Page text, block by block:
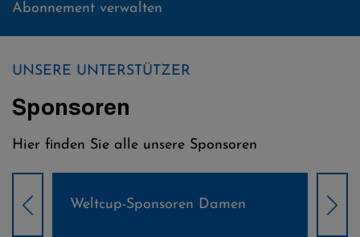
Abonnement verwalten
UNSERE UNTERSTÜTZER
Sponsoren
Hier finden Sie alle unsere Sponsoren
Weltcup-Sponsoren Damen